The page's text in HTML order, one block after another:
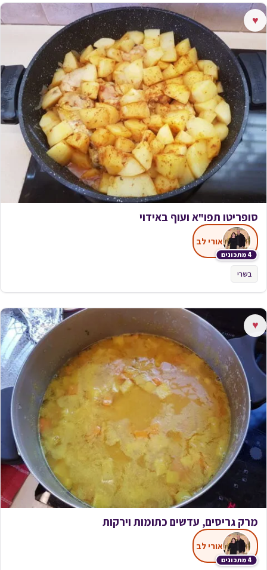
♥
סופריטו תפו"א ועוף באידוי
4 מתכונים
אורי לב
בשרי
♥
מרק גריסים, עדשים כתומות וירקות
4 מתכונים
אורי לב